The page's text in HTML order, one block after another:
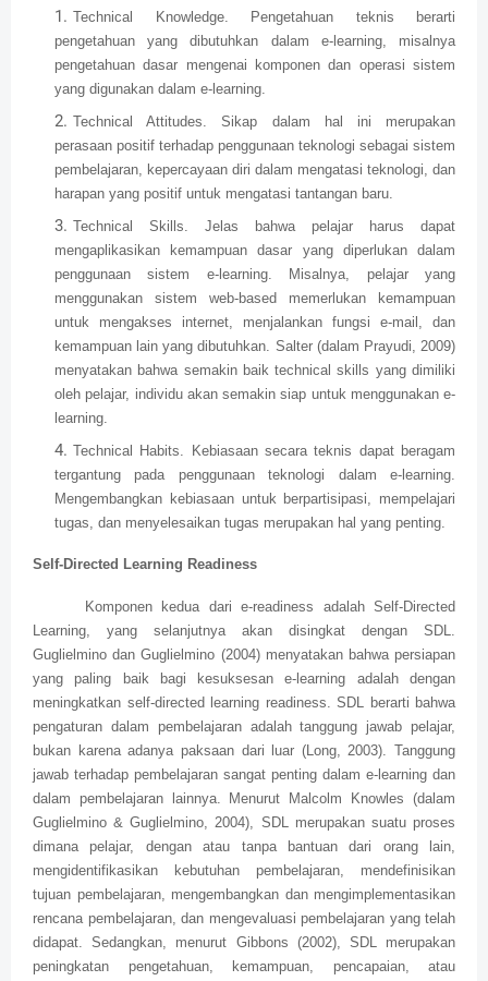
Technical Knowledge. Pengetahuan teknis berarti
pengetahuan yang dibutuhkan dalam e-learning, misalnya
pengetahuan dasar mengenai komponen dan operasi sistem
yang digunakan dalam e-learning.
Technical Attitudes. Sikap dalam hal ini merupakan
perasaan positif terhadap penggunaan teknologi sebagai sistem
pembelajaran, kepercayaan diri dalam mengatasi teknologi, dan
harapan yang positif untuk mengatasi tantangan baru.
Technical Skills. Jelas bahwa pelajar harus dapat
mengaplikasikan kemampuan dasar yang diperlukan dalam
penggunaan sistem e-learning. Misalnya, pelajar yang
menggunakan sistem web-based memerlukan kemampuan
untuk mengakses internet, menjalankan fungsi e-mail, dan
kemampuan lain yang dibutuhkan. Salter (dalam Prayudi, 2009)
menyatakan bahwa semakin baik technical skills yang dimiliki
oleh pelajar, individu akan semakin siap untuk menggunakan e-
learning.
Technical Habits. Kebiasaan secara teknis dapat beragam
tergantung pada penggunaan teknologi dalam e-learning.
Mengembangkan kebiasaan untuk berpartisipasi, mempelajari
tugas, dan menyelesaikan tugas merupakan hal yang penting.
Self-Directed Learning Readiness
Komponen kedua dari e-readiness adalah Self-Directed
Learning, yang selanjutnya akan disingkat dengan SDL.
Guglielmino dan Guglielmino (2004) menyatakan bahwa persiapan
yang paling baik bagi kesuksesan e-learning adalah dengan
meningkatkan self-directed learning readiness. SDL berarti bahwa
pengaturan dalam pembelajaran adalah tanggung jawab pelajar,
bukan karena adanya paksaan dari luar (Long, 2003). Tanggung
jawab terhadap pembelajaran sangat penting dalam e-learning dan
dalam pembelajaran lainnya. Menurut Malcolm Knowles (dalam
Guglielmino & Guglielmino, 2004), SDL merupakan suatu proses
dimana pelajar, dengan atau tanpa bantuan dari orang lain,
mengidentifikasikan kebutuhan pembelajaran, mendefinisikan
tujuan pembelajaran, mengembangkan dan mengimplementasikan
rencana pembelajaran, dan mengevaluasi pembelajaran yang telah
didapat. Sedangkan, menurut Gibbons (2002), SDL merupakan
peningkatan pengetahuan, kemampuan, pencapaian, atau